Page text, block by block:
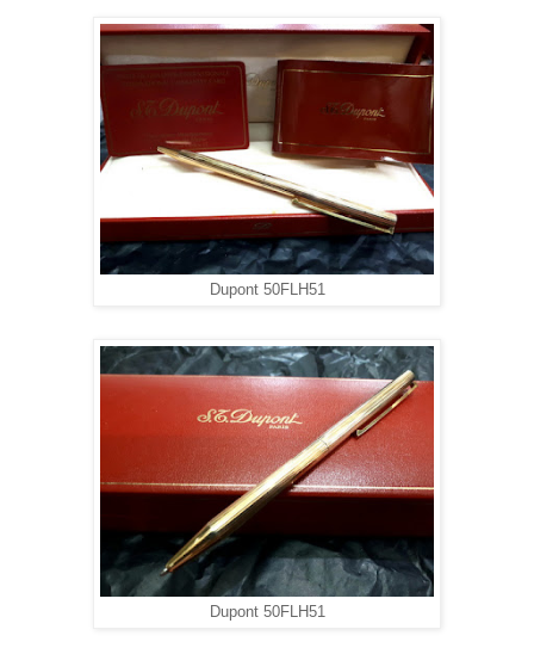
Dupont 50FLH51
Dupont 50FLH51